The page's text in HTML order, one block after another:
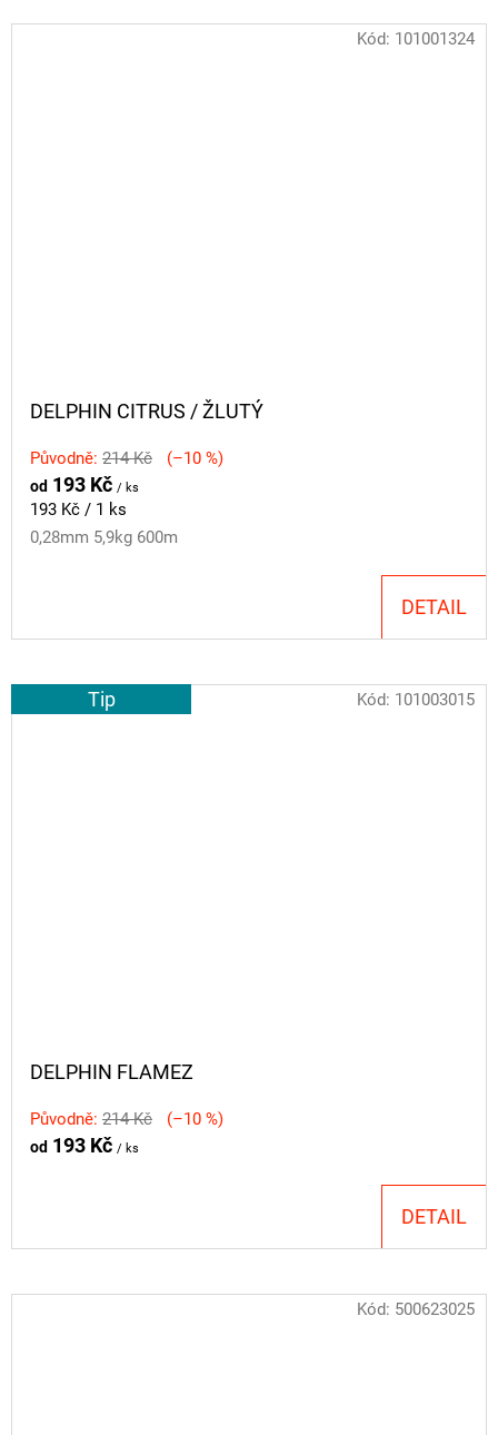
DELPHIN CITRUS / ŽLUTÝ
Původně: 214 Kč (–10 %)
od 193 Kč / ks
Měrná
cena:
193 Kč / 1 ks
0,28mm 5,9kg 600m
DETAIL
Kód: 101001324
Tip
DELPHIN FLAMEZ
Původně: 214 Kč (–10 %)
od 193 Kč / ks
DETAIL
Kód: 101003015
Kód: 500623025